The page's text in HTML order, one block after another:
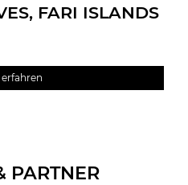
FARI ISLANDS
PARTNER